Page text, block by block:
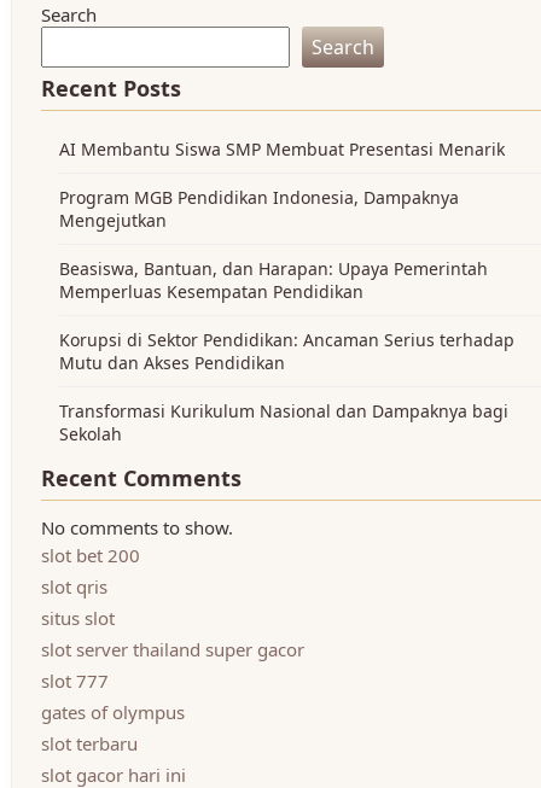
Search
Search
Recent Posts
AI Membantu Siswa SMP Membuat Presentasi Menarik
Program MGB Pendidikan Indonesia, Dampaknya
Mengejutkan
Beasiswa, Bantuan, dan Harapan: Upaya Pemerintah
Memperluas Kesempatan Pendidikan
Korupsi di Sektor Pendidikan: Ancaman Serius terhadap
Mutu dan Akses Pendidikan
Transformasi Kurikulum Nasional dan Dampaknya bagi
Sekolah
Recent Comments
No comments to show.
slot bet 200
slot qris
situs slot
slot server thailand super gacor
slot 777
gates of olympus
slot terbaru
slot gacor hari ini